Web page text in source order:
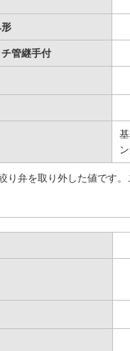
管継手付
り弁を取り外した値です